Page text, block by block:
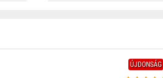
ÚJDONSÁG